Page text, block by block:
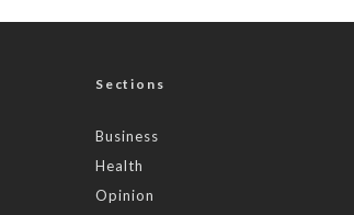
Sections
Business
Health
Opinion